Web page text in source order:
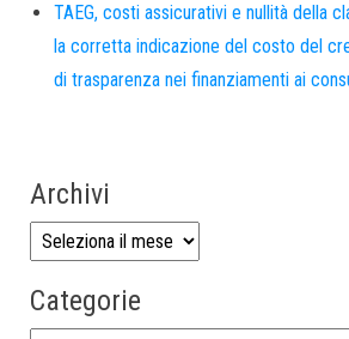
TAEG, costi assicurativi e nullità della
la corretta indicazione del costo del
di trasparenza nei finanziamenti ai
Archivi
Categorie